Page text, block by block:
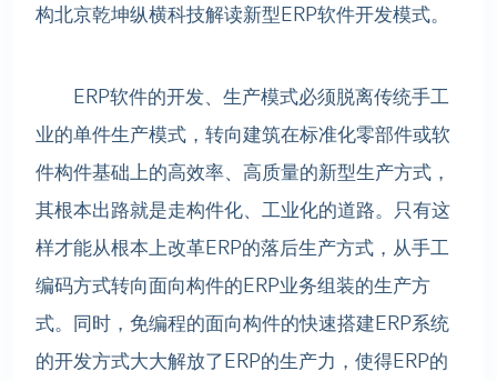
构北京乾坤纵横科技解读新型ERP软件开发模式。
ERP软件的开发、生产模式必须脱离传统手工
业的单件生产模式，转向建筑在标准化零部件或软
件构件基础上的高效率、高质量的新型生产方式，
其根本出路就是走构件化、工业化的道路。只有这
样才能从根本上改革ERP的落后生产方式，从手工
编码方式转向面向构件的ERP业务组装的生产方
式。同时，免编程的面向构件的快速搭建ERP系统
的开发方式大大解放了ERP的生产力，使得ERP的